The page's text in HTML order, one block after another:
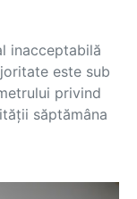
inacceptabilă
este sub
privind
săptămâna